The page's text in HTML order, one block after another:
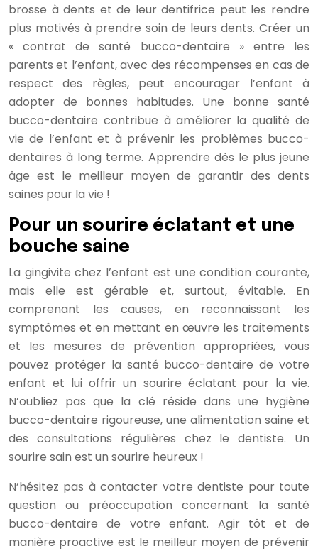
brosse à dents et de leur dentifrice peut les rendre
plus motivés à prendre soin de leurs dents. Créer un
« contrat de santé bucco-dentaire » entre les
parents et l’enfant, avec des récompenses en cas de
respect des règles, peut encourager l’enfant à
adopter de bonnes habitudes. Une bonne santé
bucco-dentaire contribue à améliorer la qualité de
vie de l’enfant et à prévenir les problèmes bucco-
dentaires à long terme. Apprendre dès le plus jeune
âge est le meilleur moyen de garantir des dents
saines pour la vie !
Pour un sourire éclatant et une
bouche saine
La gingivite chez l’enfant est une condition courante,
mais elle est gérable et, surtout, évitable. En
comprenant les causes, en reconnaissant les
symptômes et en mettant en œuvre les traitements
et les mesures de prévention appropriées, vous
pouvez protéger la santé bucco-dentaire de votre
enfant et lui offrir un sourire éclatant pour la vie.
N’oubliez pas que la clé réside dans une hygiène
bucco-dentaire rigoureuse, une alimentation saine et
des consultations régulières chez le dentiste. Un
sourire sain est un sourire heureux !
N’hésitez pas à contacter votre dentiste pour toute
question ou préoccupation concernant la santé
bucco-dentaire de votre enfant. Agir tôt et de
manière proactive est le meilleur moyen de prévenir